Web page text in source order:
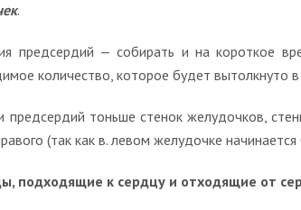
.
предсердий — собирать и на короткое
количество, которое будет вытолкнуто
предсердий тоньше стенок желудочков,
(так как в. левом желудочке
подходящие к сердцу и отходящие от